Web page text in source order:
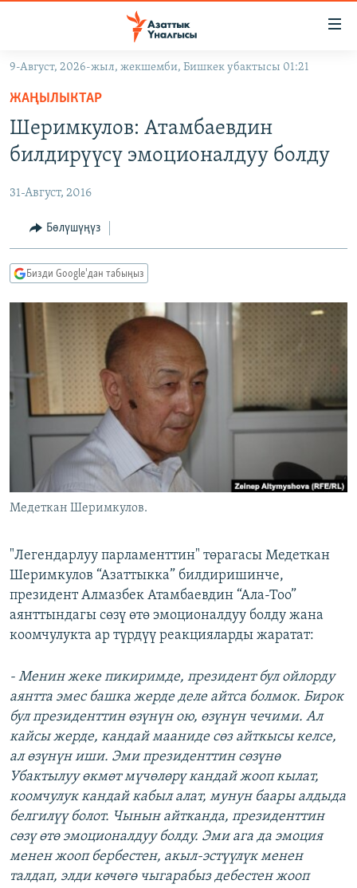
Навигацияга
өтүңүз
Издөөгө
салыңызКЫРГЫЗСТАН
ЭКОНОМИКА
МАДАНИЯТ
ДҮЙНӨ
БОРБОР АЗИЯ
УКРАИНА
АТАЙЫН ИЛИКТӨӨ
ТВ ПРОГРАММАЛАР
ЭКСПЕРТТЕР ТАЛДАЙТ
БИЗ ЖАНА ДҮЙНӨ
ДАНИСТЕ
ЭЖЕ-СИҢДИЛЕР
АЗАТТЫК+
ЫҢГАЙСЫЗ СУРООЛОР
ӨЗГӨЧӨ ПИКИР
Русский
ОНЛАЙН ШЕРИНЕ
ЭЕ/АРнун бардык сайттары
9-Август, 2026-жыл, жекшемби, Бишкек убактысы 01:21
ЖАҢЫЛЫКТАР
Шеримкулов: Атамбаевдин
билдирүүсү эмоционалдуу болду
31-Август, 2016
Бөлүшүңүз
Бизди Google'дан табыңыз
Медеткан Шеримкулов.
"Легендарлуу парламенттин" төрагасы Медеткан
Шеримкулов “Азаттыкка” билдиришинче,
президент Алмазбек Атамбаевдин “Ала-Тоо”
аянттындагы сөзү өтө эмоционалдуу болду жана
коомчулукта ар түрдүү реакцияларды жаратат:
- Менин жеке пикиримде, президент бул ойлорду
аянтта эмес башка жерде деле айтса болмок. Бирок
бул президенттин өзүнүн ою, өзүнүн чечими. Ал
кайсы жерде, кандай мааниде сөз айткысы келсе,
ал өзүнүн иши. Эми президенттин сөзүнө
Убактылуу өкмөт мүчөлөрү кандай жооп кылат,
коомчулук кандай кабыл алат, мунун баары алдыда
белгилүү болот. Чынын айтканда, президенттин
сөзү өтө эмоционалдуу болду. Эми ага да эмоция
менен жооп бербестен, акыл-эстүүлүк менен
талдап, элди көчөгө чыгарабыз дебестен жооп